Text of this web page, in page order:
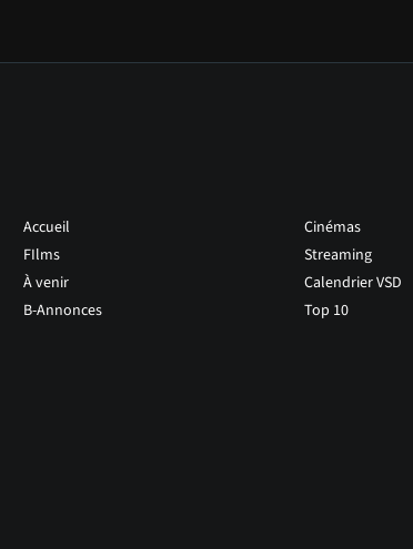
Accueil
FIlms
À venir
B-Annonces
Cinémas
Streaming
Calendrier VSD
Top 10